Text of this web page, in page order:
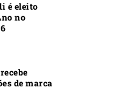
é eleito
no
de marca